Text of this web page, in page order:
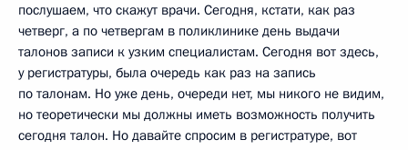
послушаем, что скажут врачи. Сегодня, кстати, как раз
четверг, а по четвергам в поликлинике день выдачи
талонов записи к узким специалистам. Сегодня вот здесь,
у регистратуры, была очередь как раз на запись
по талонам. Но уже день, очереди нет, мы никого не видим,
но теоретически мы должны иметь возможность получить
сегодня талон. Но давайте спросим в регистратуре, вот